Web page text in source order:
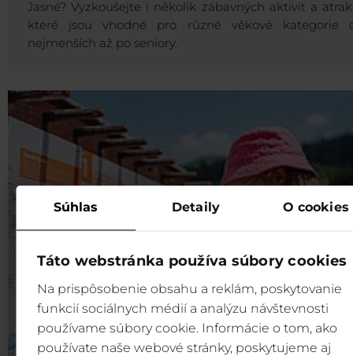
Súhlas Detaily O cookies
Táto webstránka používa súbory cookies
Na prispôsobenie obsahu a reklám, poskytovanie
funkcií sociálnych médií a analýzu návštevnosti
používame súbory cookie. Informácie o tom, ako
používate naše webové stránky, poskytujeme aj
Jasné? Vyzkoušejte i několik zábavných aktivit a
které jsou vhodné pro různé věkové kategorie
nejmenších až po seniory.